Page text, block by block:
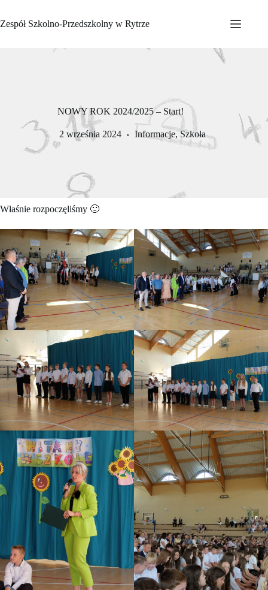
treści
Zespół Szkolno-Przedszkolny w Rytrze
NOWY ROK 2024/2025 – Start!
2 września 2024 Informacje,Szkoła
Właśnie rozpoczęliśmy 🙂